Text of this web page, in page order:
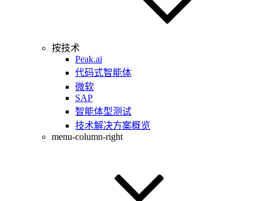
按技术
Peak.ai
代码式智能体
微软
SAP
智能体型测试
技术解决方案概览
menu-column-right